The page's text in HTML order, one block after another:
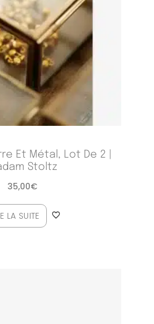
Et Métal, Lot De 2 |
Stoltz
35,00€
LA SUITE